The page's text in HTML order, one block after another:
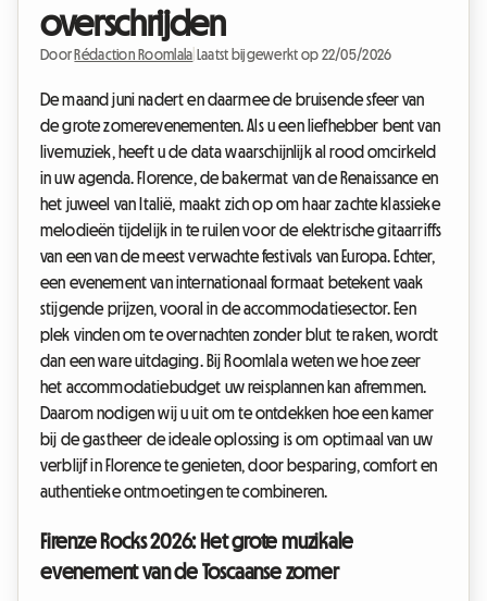
overschrijden
Door Rédaction Roomlala Laatst bijgewerkt op 22/05/2026
De maand juni nadert en daarmee de bruisende sfeer van
de grote zomerevenementen. Als u een liefhebber bent van
livemuziek, heeft u de data waarschijnlijk al rood omcirkeld
in uw agenda. Florence, de bakermat van de Renaissance en
het juweel van Italië, maakt zich op om haar zachte klassieke
melodieën tijdelijk in te ruilen voor de elektrische gitaarriffs
van een van de meest verwachte festivals van Europa. Echter,
een evenement van internationaal formaat betekent vaak
stijgende prijzen, vooral in de accommodatiesector. Een
plek vinden om te overnachten zonder blut te raken, wordt
dan een ware uitdaging. Bij Roomlala weten we hoe zeer
het accommodatiebudget uw reisplannen kan afremmen.
Daarom nodigen wij u uit om te ontdekken hoe een kamer
bij de gastheer de ideale oplossing is om optimaal van uw
verblijf in Florence te genieten, door besparing, comfort en
authentieke ontmoetingen te combineren.
Firenze Rocks 2026: Het grote muzikale
evenement van de Toscaanse zomer